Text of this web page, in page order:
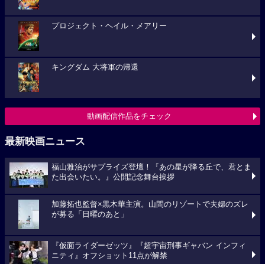
プロジェクト・ヘイル・メアリー
キングダム 大将軍の帰還
動画配信作品をチェック
最新映画ニュース
福山雅治がサプライズ登壇！『あの星が降る丘で、君とま
た出会いたい。』公開記念舞台挨拶
加藤拓也監督×黒木華主演。山間のリゾートで夫婦のズレ
が募る「日曜のあと」
『仮面ライダーゼッツ』『超宇宙刑事ギャバン インフィ
ニティ』オフショット11点が解禁